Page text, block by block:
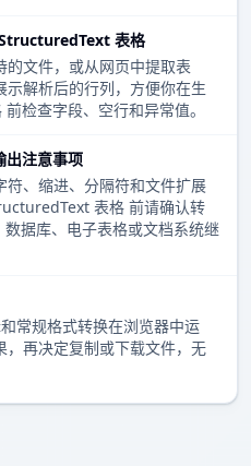
表格
文件，或从网页中提取表
解析后的行列，方便你在生
检查字段、空行和异常值。
注意事项
符、缩进、分隔符和文件扩展
表格 前请确认转
据库、电子表格或文档系统继
常规格式转换在浏览器中运
，再决定复制或下载文件，无